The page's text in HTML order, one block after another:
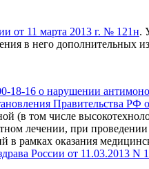
от 11 марта 2013 г. № 121н.
в него дополнительных
16 о нарушении
Правительства РФ
(в том числе
лечении, при
рамках оказания
России от 11.03.2013 N